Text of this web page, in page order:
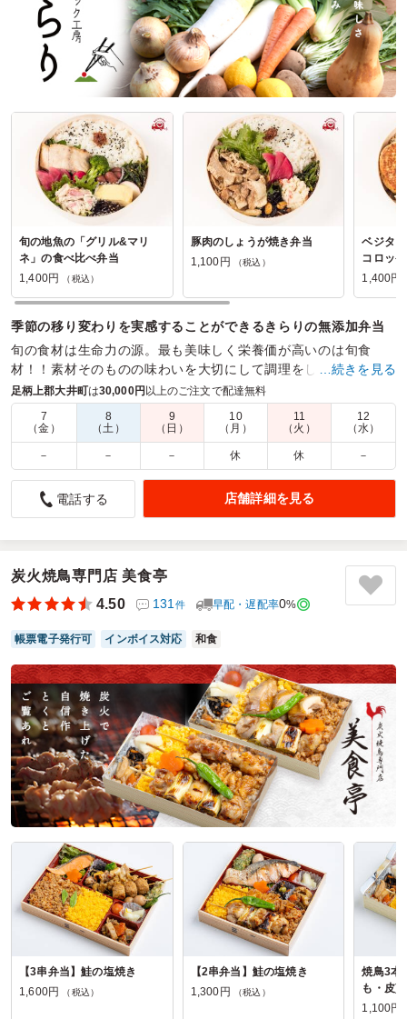
東華軒の口コミをもっと見る
旬の地魚の「グリル&マリ
ネ」の食べ比べ弁当
1,400円
（税込）
豚肉のしょうが焼き弁当
1,100円
（税込）
ベジタ
コロッ
1,400円
季節の移り変わりを実感することができるきらりの無添加弁当
旬の食材は生命力の源。最も美味しく栄養価が高いのは旬食
材！！素材そのものの味わいを大切にして調理をしたオーガニ
ック弁当をお楽しみください。
商品数： 締切日時： 2日前17:00 価格帯：
1,100円～1,600円
配達時間：
9:30～17:00
見た目が良く味もよい。
5.0
のものでした。冷めてもひんしつ落ちない素晴らしい料理ば
かりです。
参加者の年齢：30代～40代男女比：男性多め
神奈川県足柄上郡大井町金子2021/08/04
オーガニック工房きらりの口コミをもっと見る
…続きを見る
足柄上郡大井町は30,000円 以上のご注文で配達無料
7
（金）
8
（土）
9
（日）
10
（月）
11
（火）
12
（水）
－ － － 休 休 －
電話する 店舗詳細を見る
炭火焼鳥専門店 美食亭
4.50
131件 早配・遅配率0%
帳票電子発行可 インボイス対応 和食
【3串弁当】鮭の塩焼き
1,600円
（税込）
【2串弁当】鮭の塩焼き
1,300円
（税込）
焼鳥3本
も・皮)
1,100円